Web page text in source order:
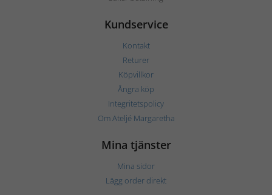
Kundservice
Kontakt
Returer
Köpvillkor
Ångra köp
Integritetspolicy
Om Ateljé Margaretha
Mina tjänster
Mina sidor
Lägg order direkt